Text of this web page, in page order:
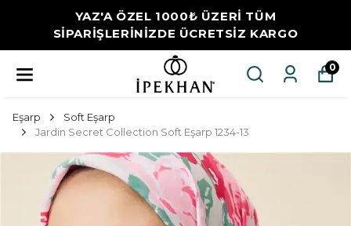
YAZ'A ÖZEL 1000₺ ÜZERİ TÜM
SİPARİŞLERİNİZDE ÜCRETSİZ KARGO
0
Eşarp
Soft Eşarp
Jardin Secret Collection Soft Eşarp 1234-13